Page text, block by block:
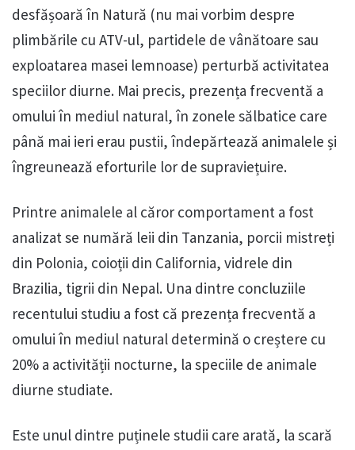
desfășoară în Natură (nu mai vorbim despre
plimbările cu ATV-ul, partidele de vânătoare sau
exploatarea masei lemnoase) perturbă activitatea
speciilor diurne. Mai precis, prezența frecventă a
omului în mediul natural, în zonele sălbatice care
până mai ieri erau pustii, îndepărtează animalele și
îngreunează eforturile lor de supraviețuire.
Printre animalele al căror comportament a fost
analizat se numără leii din Tanzania, porcii mistreți
din Polonia, coioții din California, vidrele din
Brazilia, tigrii din Nepal. Una dintre concluziile
recentului studiu a fost că prezența frecventă a
omului în mediul natural determină o creștere cu
20% a activității nocturne, la speciile de animale
diurne studiate.
Este unul dintre puținele studii care arată, la scară